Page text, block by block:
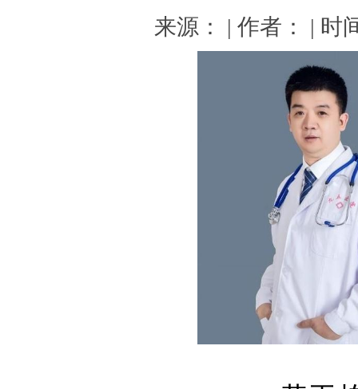
来源： | 作者： | 时